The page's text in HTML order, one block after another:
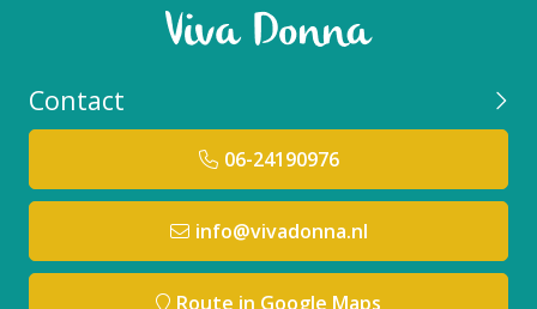
Contact
06-24190976
info@vivadonna.nl
Route in Google Maps